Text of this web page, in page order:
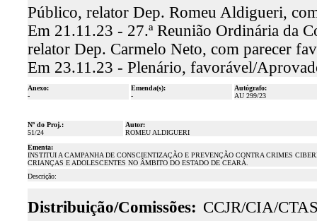
Público, relator Dep. Romeu Aldigueri,
Em 21.11.23 - 27.ª Reunião Ordinária da
relator Dep. Carmelo Neto, com parecer
Em 23.11.23 - Plenário, favorável/
Anexo:
-
Emenda(s):
-
Autógrafo:
AU 299/23
Nº do Proj.:
51/24
Autor:
ROMEU ALDIGUERI
Ementa:
INSTITUI A CAMPANHA DE CONSCIENTIZAÇÃO E PREVENÇÃO CONTRA CRIMES
CRIANÇAS E ADOLESCENTES NO ÂMBITO DO ESTADO DE CEARÁ.
Descrição:
Distribuição/Comissões: CCJR/CIA/